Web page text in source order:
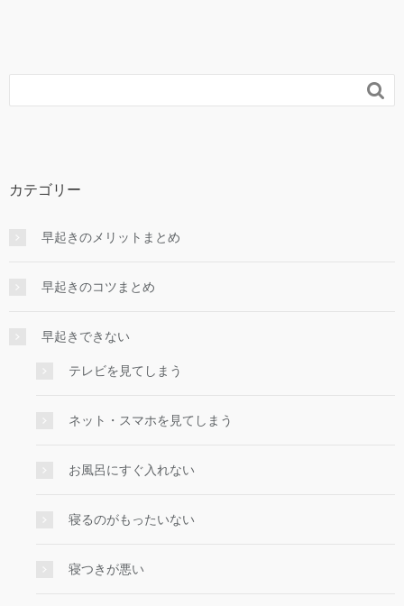

カテゴリー
早起きのメリットまとめ
早起きのコツまとめ
早起きできない
テレビを見てしまう
ネット・スマホを見てしまう
お風呂にすぐ入れない
寝るのがもったいない
寝つきが悪い